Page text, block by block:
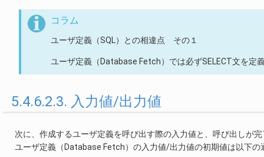
コラム
ユーザ定義（SQL）との相違点 その１
ユーザ定義（Database Fetch）では必ずSELECT文を定
5.4.6.2.3. 入力値/出力値
次に、作成するユーザ定義を呼び出す際の入力値と、呼び出しが
ユーザ定義（Database Fetch）の入力値/出力値の初期値は以下の